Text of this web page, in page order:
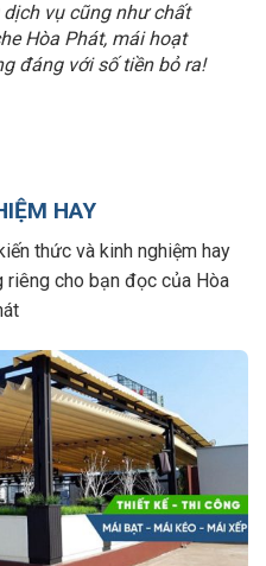
vụ cũng như chất
Hòa Phát, mái hoạt
đáng với số tiền bỏ ra!
HAY
thức và kinh nghiệm hay
cho bạn đọc của Hòa